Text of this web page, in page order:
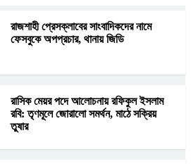
রাজশাহী প্রেসক্লাবের সাংবাদিকদের নামে
ফেসবুকে অপপ্রচার, থানায় জিডি
রাসিক মেয়র পদে আলোচনায় রফিকুল ইসলাম
রবি: তৃণমূলে জোরালো সমর্থন, মাঠে সক্রিয়
তুষার